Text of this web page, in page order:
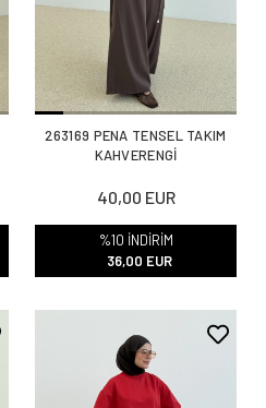
263169 PENA TENSEL TAKIM
40,00 EUR
%10 İNDİRİM
36,00 EUR